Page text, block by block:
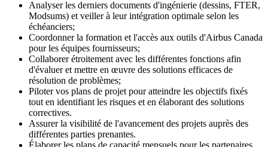
Analyser les derniers documents d'ingénierie (dessins, FTER,
Modsums) et veiller à leur intégration optimale selon les
échéanciers;
Coordonner la formation et l'accès aux outils d'Airbus Canada
pour les équipes fournisseurs;
Collaborer étroitement avec les différentes fonctions afin
d'évaluer et mettre en œuvre des solutions efficaces de
résolution de problèmes;
Piloter vos plans de projet pour atteindre les objectifs fixés
tout en identifiant les risques et en élaborant des solutions
correctives.
Assurer la visibilité de l'avancement des projets auprès des
différentes parties prenantes.